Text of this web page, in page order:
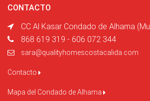
CONTACTO
CC Al Kasar Condado de Alhama
868 619 319 - 606 072 344
sara@qualityhomescostacalida.com
Contacto
Mapa del Condado de Alhama